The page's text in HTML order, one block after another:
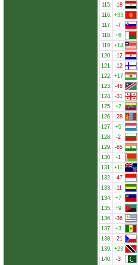
115. -18
116. +33
117.
-7
118.
+6
119. +14
120. -12
121. -12
122. +17
123. -46
124. -31
125.
+2
126. -28
127.
+5
128.
-2
129. -65
130.
-1
131. +11
132. -47
133. -11
134.
+7
135.
+9
136. -36
137.
+3
138. -21
139. +23
140.
-3